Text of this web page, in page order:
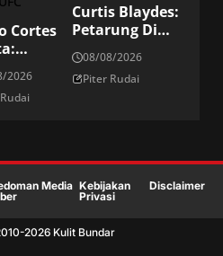
Cortes
Di
2026
Curtis Blaydes:
Petarung Di
Divisi Kelas
Berat UFC
08/08/2026
Piter Rudai
Media Kebijakan
Privasi
Disclaimer
2026Kulit Bundar